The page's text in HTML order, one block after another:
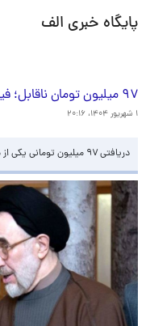
پایگاه خبری الف
۹۷ میلیون تومان ناقابل؛ فیش حقوقی خانم معاون پرحاشیه وزیر!
۱ شهریور ۱۴۰۴، ۲۰:۱۶
دریافتی ۹۷ میلیون تومانی یکی از معاونان وزارت ارشاد تایید شد.